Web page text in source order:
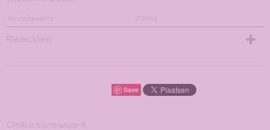
Bruto gewicht 2,00 Kg
Reacties
Save
Ook interessant